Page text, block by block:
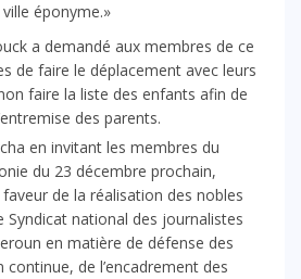
éponyme.»
a demandé aux membres de ce
de faire le déplacement avec leurs
faire la liste des enfants afin de
des parents.
en invitant les membres du
du 23 décembre prochain,
de la réalisation des nobles
Syndicat national des journalistes
en matière de défense des
de l’encadrement des